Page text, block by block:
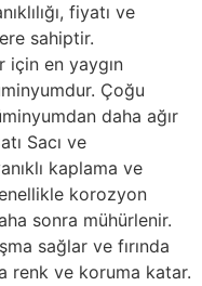
fiyatı ve
sahiptir.
için en yaygın
Çoğu
daha ağır
Sacı ve
kaplama ve
korozyon
sonra mühürlenir.
sağlar ve fırında
renk ve koruma katar.